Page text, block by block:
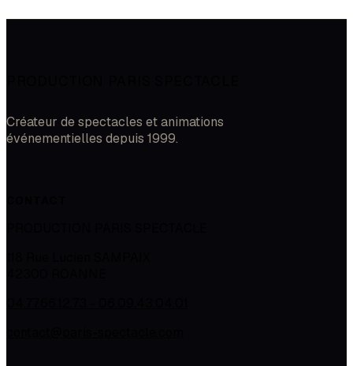
Créateur de spectacles et animations
événementielles depuis 1999.